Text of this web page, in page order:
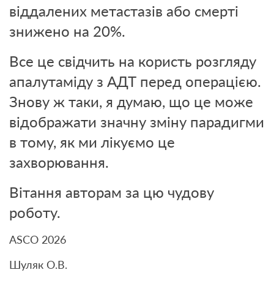
віддалених метастазів або смерті
знижено на 20%.
Все це свідчить на користь розгляду
апалутаміду з АДТ перед операцією.
Знову ж таки, я думаю, що це може
відображати значну зміну парадигми
в тому, як ми лікуємо це
захворювання.
Вітання авторам за цю чудову
роботу.
ASCO 2026
Шуляк О.В.